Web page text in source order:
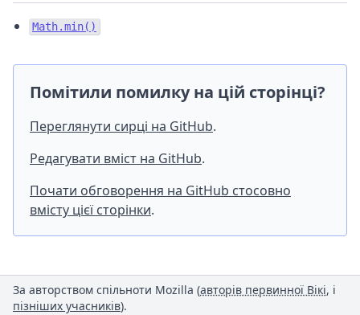
Math.min()
Помітили помилку на цій сторінці?
Переглянути сирці на GitHub.
Редагувати вміст на GitHub.
Почати обговорення на GitHub стосовно
вмісту цієї сторінки.
За авторством спільноти Mozilla (авторів первинної Вікі, і
пізніших учасників).